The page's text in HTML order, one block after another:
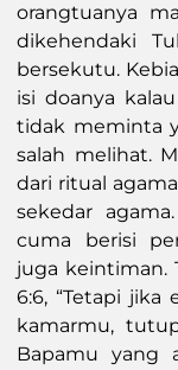
orangtuanya
dikehendaki
bersekutu.
isi doanya
tidak meminta
salah melihat.
dari ritual
sekedar
cuma berisi
juga keintiman.
6:6, “Tetapi jika
kamarmu,
Bapamu yang